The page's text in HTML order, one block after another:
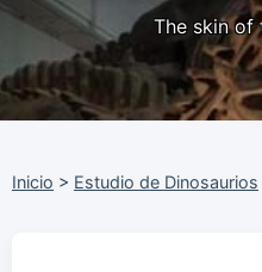
The skin of
Inicio > Estudio de Dinosaurios